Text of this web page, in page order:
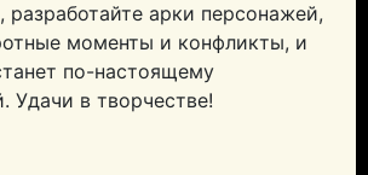
разработайте арки персонажей,
моменты и конфликты, и
по-настоящему
Удачи в творчестве!